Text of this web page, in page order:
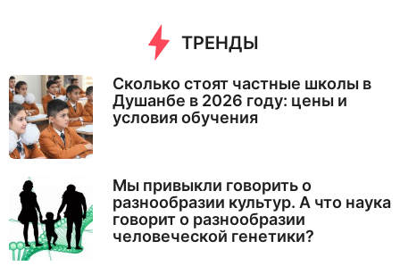
ТРЕНДЫ
Сколько стоят частные школы в
Душанбе в 2026 году: цены и
условия обучения
Мы привыкли говорить о
разнообразии культур. А что наука
говорит о разнообразии
человеческой генетики?